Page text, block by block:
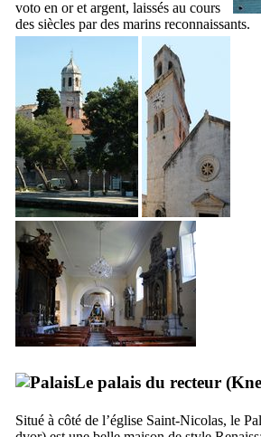
voto en or et argent, laissés au cours
des siècles par des marins reconnaissants.
Le palais du recteur (
Situé à côté de l’église Saint-Nicolas, le